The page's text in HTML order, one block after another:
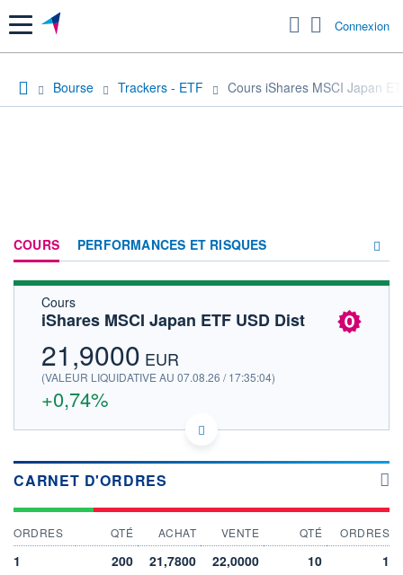
Menu Connexion
Bourse Trackers - ETF Cours iShares MSCI Japan
COURS PERFORMANCES ET RISQUES
Cours
iShares MSCI Japan ETF USD Dist
21,9000 EUR
(VALEUR LIQUIDATIVE AU 07.08.26 / 17:35:04)
+0,74%
- ETF
EURONEXT AMSTERDAM DONNÉES TEMPS DIFFÉRÉ
Politique d'exécution
CARNET D'ORDRES
ORDRES QTÉ ACHAT VENTE QTÉ ORDRES
1 200 21,7800 22,0000 10
1